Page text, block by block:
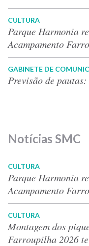
CULTURA
Parque Harmonia
Acampamento
GABINETE DE
Previsão de
Notícias SMC
CULTURA
Parque Harmonia
Acampamento
CULTURA
Montagem dos
Farroupilha 2026